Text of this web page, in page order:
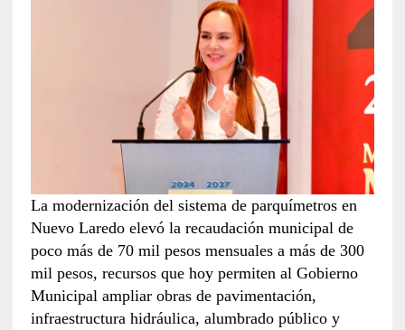
La modernización del sistema de parquímetros en
Nuevo Laredo elevó la recaudación municipal de
poco más de 70 mil pesos mensuales a más de 300
mil pesos, recursos que hoy permiten al Gobierno
Municipal ampliar obras de pavimentación,
infraestructura hidráulica, alumbrado público y